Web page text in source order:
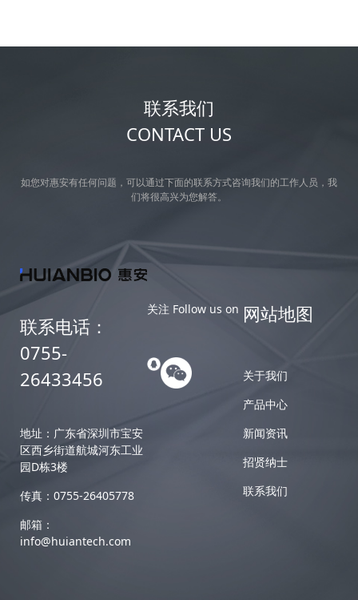
联系我们
CONTACT US
如您对惠安有任何问题，可以通过下面的联系方式咨询我们的工作人员，我
们将很高兴为您解答。
联系电话：
0755-
26433456
地址：广东省深圳市宝安
区西乡街道航城河东工业
园D栋3楼
传真：0755-26405778
邮箱：
info@huiantech.com
关注 Follow us on 网站地图
关于我们
产品中心
新闻资讯
招贤纳士
联系我们